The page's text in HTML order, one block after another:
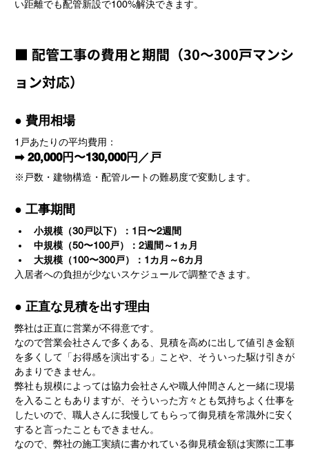
い距離でも配管新設で100%解決できます。
■ 配管工事の費用と期間（30〜300戸マンシ
ョン対応）
● 費用相場
1戸あたりの平均費用：
➡ 20,000円〜130,000円／戸
※戸数・建物構造・配管ルートの難易度で変動します。
● 工事期間
小規模（30戸以下）：1日〜2週間
中規模（50〜100戸）：2週間～1ヵ月
大規模（100〜300戸）：1カ月～6カ月
入居者への負担が少ないスケジュールで調整できます。
● 正直な見積を出す理由
弊社は正直に営業が不得意です。
なので営業会社さんで多くある、見積を高めに出して値引き金額
を多くして「お得感を演出する」ことや、そういった駆け引きが
あまりできません。
弊社も規模によっては協力会社さんや職人仲間さんと一緒に現場
を入ることもありますが、そういった方々とも気持ちよく仕事を
したいので、職人さんに我慢してもらって御見積を常識外に安く
すると言ったこともできません。
なので、弊社の施工実績に書かれている御見積金額は実際に工事